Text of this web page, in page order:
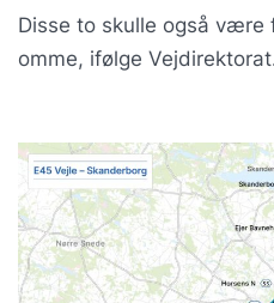
Disse to skulle også
omme, ifølge